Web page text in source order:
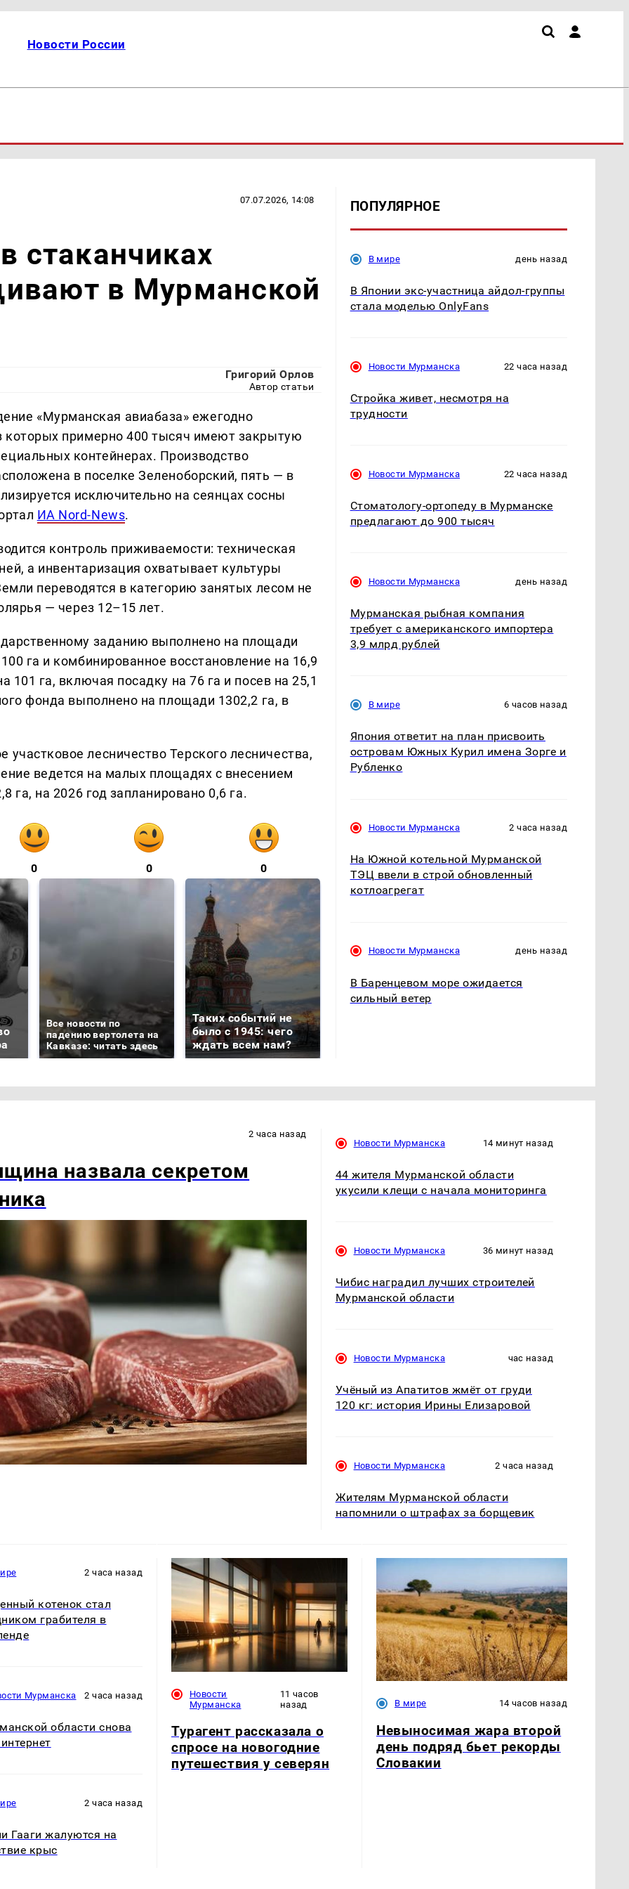
Новости России
07.07.2026, 14:08
стаканчиках
в Мурманской
Григорий Орлов
Автор статьи
«Мурманская авиабаза» ежегодно
которых примерно 400 тысяч имеют закрытую
контейнерах. Производство
в поселке Зеленоборский, пять — в
исключительно на сеянцах сосны
ИА Nord-News.
контроль приживаемости: техническая
а инвентаризация охватывает культуры
переводятся в категорию занятых лесом не
— через 12–15 лет.
заданию выполнено на площади
га и комбинированное восстановление на 16,9
101 га, включая посадку на 76 га и посев на 25,1
фонда выполнено на площади 1302,2 га, в
лесничество Терского лесничества,
ведется на малых площадях с внесением
га, на 2026 год запланировано 0,6 га.
0 0 0
Все новости по
падению вертолета на
Кавказе: читать здесь
Таких событий не
было с 1945: чего
ждать всем нам?
ПОПУЛЯРНОЕ
В мире день назад
В Японии экс-участница айдол-группы
стала моделью OnlyFans
Новости Мурманска 22 часа назад
Стройка живет, несмотря на
трудности
Новости Мурманска 22 часа назад
Стоматологу-ортопеду в Мурманске
предлагают до 900 тысяч
Новости Мурманска день назад
Мурманская рыбная компания
требует с американского импортера
3,9 млрд рублей
В мире 6 часов назад
Япония ответит на план присвоить
островам Южных Курил имена Зорге и
Рубленко
Новости Мурманска 2 часа назад
На Южной котельной Мурманской
ТЭЦ ввели в строй обновленный
котлоагрегат
Новости Мурманска день назад
В Баренцевом море ожидается
сильный ветер
2 часа назад
назвала секретом
Новости Мурманска 14 минут назад
44 жителя Мурманской области
укусили клещи с начала мониторинга
Новости Мурманска 36 минут назад
Чибис наградил лучших строителей
Мурманской области
Новости Мурманска час назад
Учёный из Апатитов жмёт от груди
120 кг: история Ирины Елизаровой
Новости Мурманска 2 часа назад
Жителям Мурманской области
напомнили о штрафах за борщевик
2 часа назад
котенок стал
грабителя в
Мурманска 2 часа назад
области снова
2 часа назад
Гааги жалуются на
крыс
Новости
Мурманска
11 часов
назад
Турагент рассказала о
спросе на новогодние
путешествия у северян
В мире 14 часов назад
Невыносимая жара второй
день подряд бьет рекорды
Словакии